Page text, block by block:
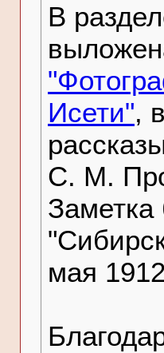
В
Исети",
С. М.
Заметка
мая